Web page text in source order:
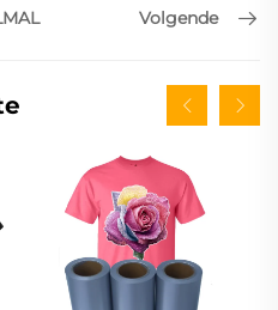
Volgende